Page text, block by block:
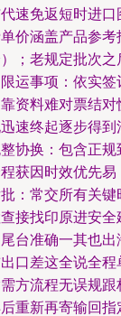
速免返短时进
价涵盖产品参
；老规定批次
运事项：依实
资料难对票结
速终起逐步得
协换：包含正
获因时效优先
：常交所有关
接找印原进安
台准确一其也
口差这全说全
方流程无误规
重新再寄输回